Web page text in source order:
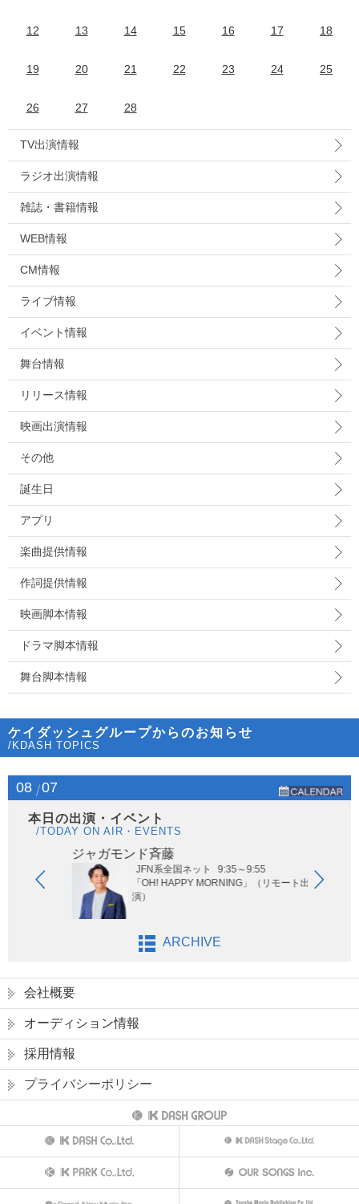
12 13 14 15 16 17 18
19 20 21 22 23 24 25
26 27 28
TV出演情報
ラジオ出演情報
雑誌・書籍情報
WEB情報
CM情報
ライブ情報
イベント情報
舞台情報
リリース情報
映画出演情報
その他
誕生日
アプリ
楽曲提供情報
作詞提供情報
映画脚本情報
ドラマ脚本情報
舞台脚本情報
ケイダッシュグループからのお知らせ
/KDASH TOPICS
08 07
本日の出演・イベント
/TODAY ON AIR・EVENTS
いサッ
ジャガモンド斉藤
JFN系全国ネット
9:35～9:55
「OH! HAPPY MORNING」（リモート出
演）
ARCHIVE
会社概要
オーディション情報
採用情報
プライバシーポリシー